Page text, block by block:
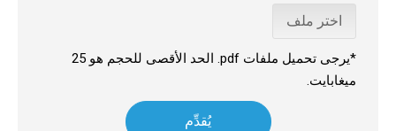
اختر ملف
*يرجى تحميل ملفات pdf. الحد الأقصى للحجم هو 25
ميغابايت.
يُقدِّم
هل الأقمشة المصنوعة من الألياف الدقيقة جيدة لتنظيف النظارات؟